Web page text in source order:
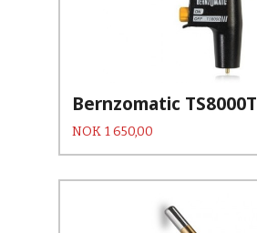
Bernzomatic TS8000T
Pris
NOK 1 650,00